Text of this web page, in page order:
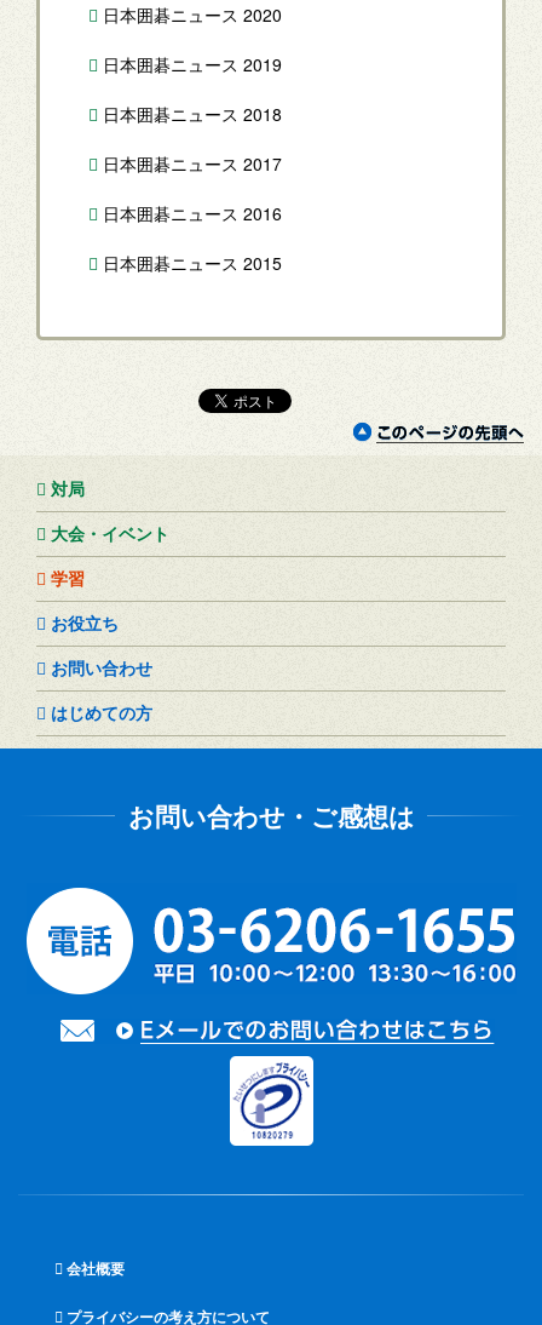
日本囲碁ニュース 2020
日本囲碁ニュース 2019
日本囲碁ニュース 2018
日本囲碁ニュース 2017
日本囲碁ニュース 2016
日本囲碁ニュース 2015
対局
大会・イベント
学習
お役立ち
お問い合わせ
はじめての方
会社概要
プライバシーの考え方について